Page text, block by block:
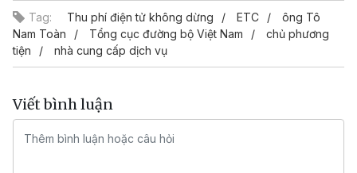
Tag: Thu phí điện tử không dừng ETC
ông Tô
Nam Toàn
Tổng cục đường bộ Việt Nam
chủ phương
tiện
nhà cung cấp dịch vụ
Viết bình luận